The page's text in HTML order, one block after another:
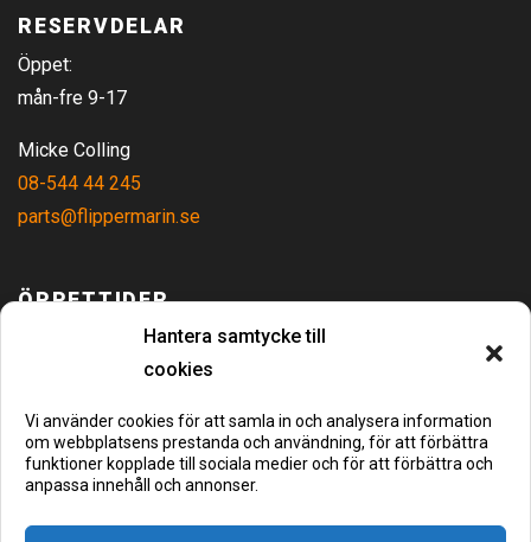
Hantera samtycke till
cookies
Vi använder cookies för att samla in och analysera information
om webbplatsens prestanda och användning, för att förbättra
funktioner kopplade till sociala medier och för att förbättra och
anpassa innehåll och annonser.
RESERVDELAR
Öppet:
mån-fre 9-17
Micke Colling
08-544 44 245
parts@flippermarin.se
ÖPPETTIDER
Måndag - Fredag
09:00 - 17:00
Lördag - Söndag
KONTAKTA OSS
Flipper Marin
Hamnvägen 8
Täby/Stockholm